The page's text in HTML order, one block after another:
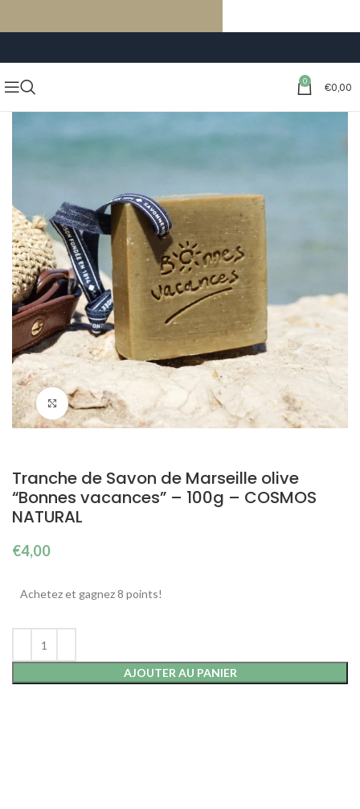
0 €0,00
Cliquez pour agrandir
Tranche de Savon de Marseille olive
“Bonnes vacances” – 100g – COSMOS
NATURAL
€4,00
Achetez et gagnez 8 points!
AJOUTER AU PANIER